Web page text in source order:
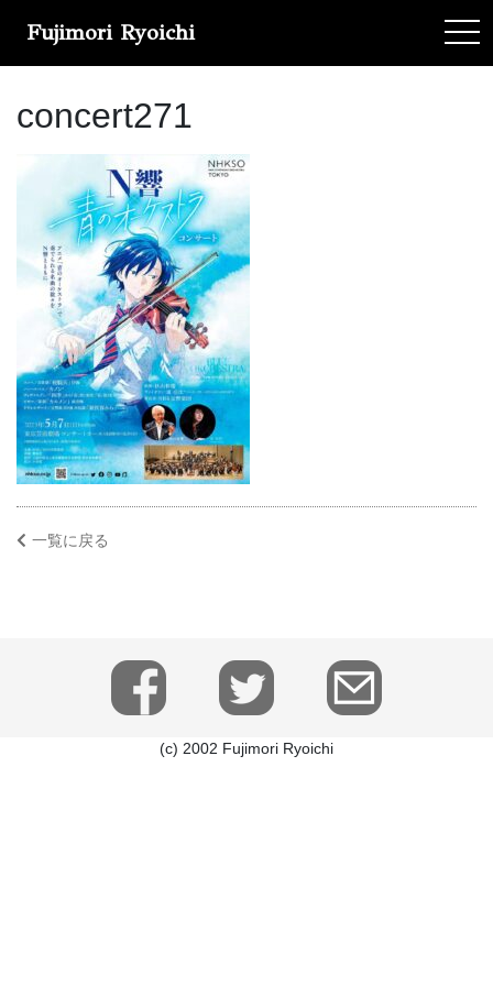
Fujimori Ryoichi
concert271
一覧に戻る
(c) 2002 Fujimori Ryoichi